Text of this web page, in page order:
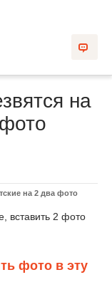
на
на 2 два фото
вставить 2 фото
фото в эту